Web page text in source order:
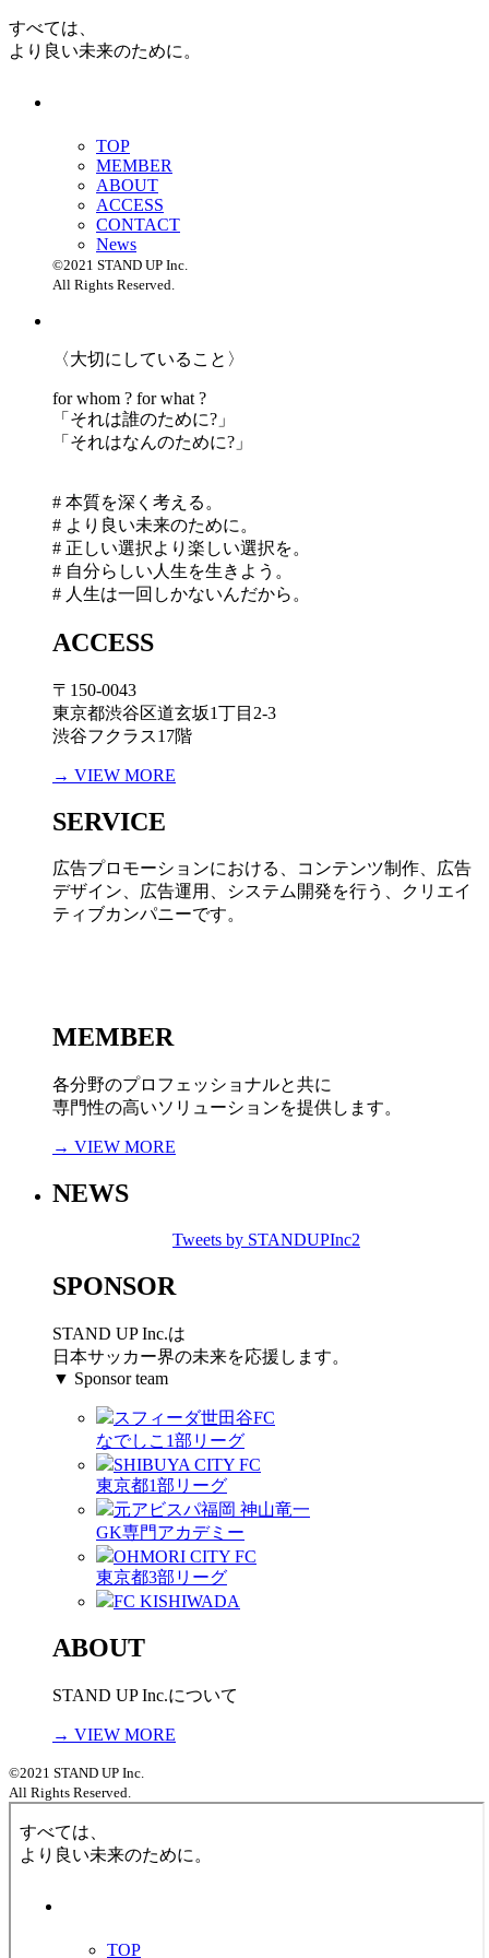
すべては、
より良い未来のために。
TOP
MEMBER
ABOUT
ACCESS
CONTACT
News
©2021 STAND UP Inc.
All Rights Reserved.
〈大切にしていること〉
for whom ? for what ?
「 それは誰のために?」
「 それはなんのために?」
# 本質を深く考える。
# より良い未来のために。
# 正しい選択より楽しい選択を。
# 自分らしい人生を生きよう。
# 人生は一回しかないんだから。
ACCESS
〒150-0043
東京都渋谷区道玄坂1丁目2-3
渋谷フクラス17階
→ VIEW MORE
SERVICE
広告プロモーションにおける、コンテンツ制作、広告
デザイン、広告運用、システム開発を行う、
クリエイ
ティブカンパニーです。
MEMBER
各分野のプロフェッショナルと共に
専門性の高いソリューションを提供します。
→ VIEW MORE
NEWS
Tweets by STANDUPInc2
SPONSOR
STAND UP Inc.は
日本サッカー界の未来を応援します。
▼ Sponsor team
スフィーダ世田谷FC
なでしこ1部リーグ
SHIBUYA CITY FC
東京都1部リーグ
元アビスパ福岡 神山竜一
GK専門アカデミー
OHMORI CITY FC
東京都3部リーグ
FC KISHIWADA
ABOUT
STAND UP Inc.について
→ VIEW MORE
©2021 STAND UP Inc.
All Rights Reserved.